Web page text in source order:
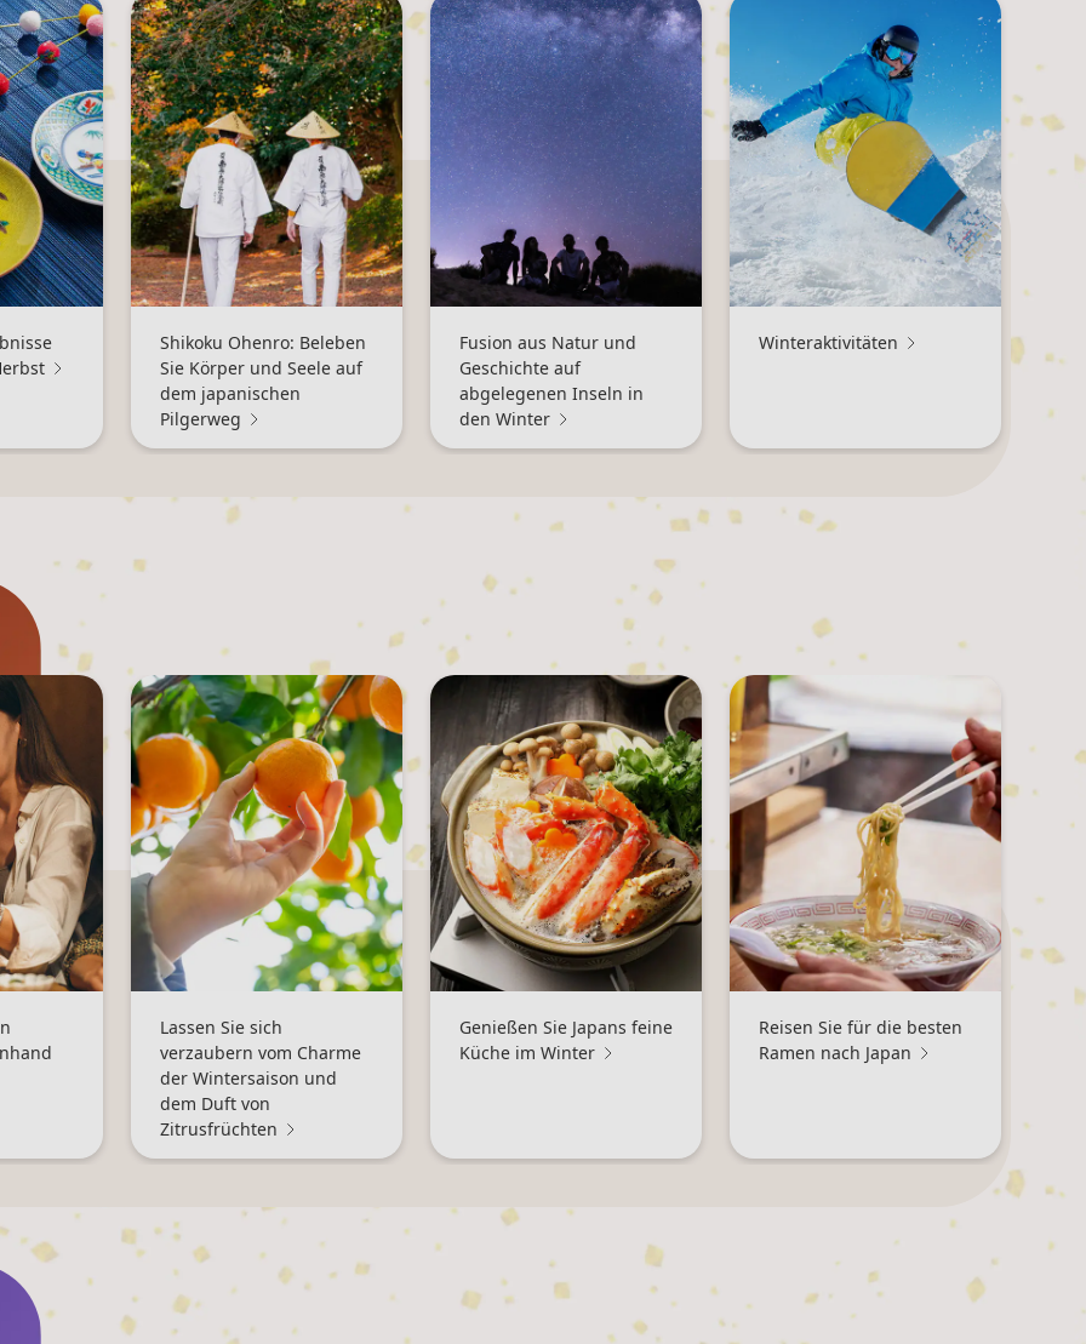
Shikoku Ohenro: Beleben
Sie Körper und Seele auf
dem japanischen
Pilgerweg
Fusion aus Natur und
Geschichte auf
abgelegenen Inseln in
den Winter
Winteraktivitäten
Lassen Sie sich
verzaubern vom Charme
der Wintersaison und
dem Duft von
Zitrusfrüchten
Genießen Sie Japans feine
Küche im Winter
Reisen Sie für die besten
Ramen nach Japan